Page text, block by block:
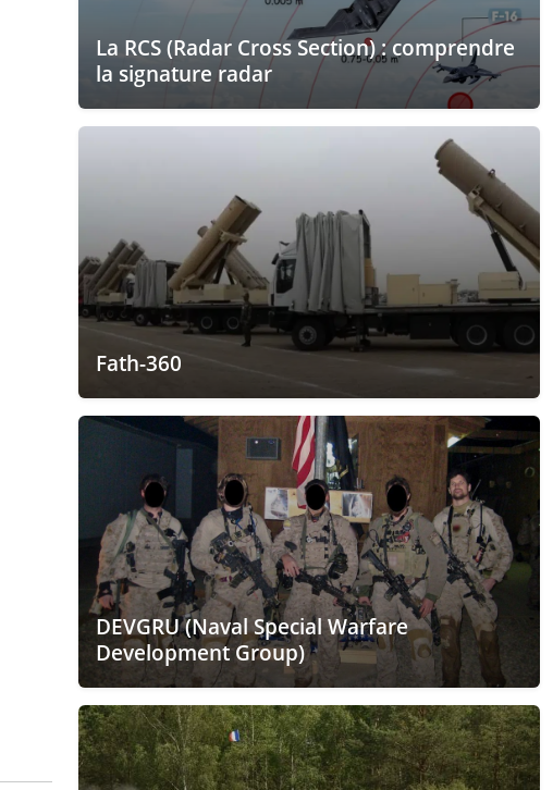
La RCS (Radar Cross Section) : comprendre
la signature radar
Fath-360
DEVGRU (Naval Special Warfare
Development Group)